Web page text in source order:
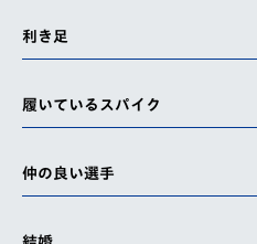
利き足
履いているスパイク
仲の良い選手